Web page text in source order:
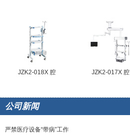
JZK2-018X 腔 JZK2-017X 腔
公司新闻
严禁医疗设备“带病”工作